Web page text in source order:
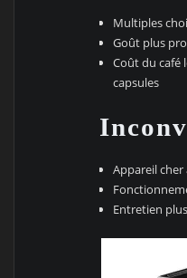
Multiples
Goût plus
Coût du café
capsules
Appareil cher
Entretien